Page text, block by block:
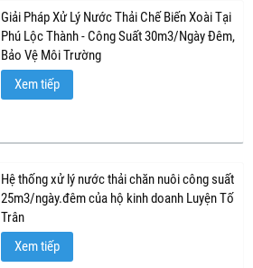
Giải Pháp Xử Lý Nước Thải Chế Biến Xoài Tại
Phú Lộc Thành - Công Suất 30m3/Ngày Đêm,
Bảo Vệ Môi Trường
Xem tiếp
Hệ thống xử lý nước thải chăn nuôi công suất
25m3/ngày.đêm của hộ kinh doanh Luyện Tố
Trân
Xem tiếp